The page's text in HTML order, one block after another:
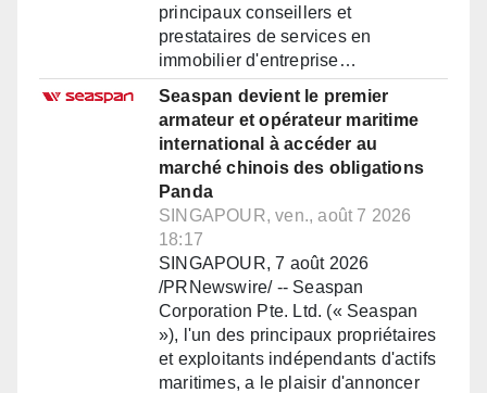
principaux conseillers et
prestataires de services en
immobilier d'entreprise…
Seaspan devient le premier
armateur et opérateur maritime
international à accéder au
marché chinois des obligations
Panda
SINGAPOUR, ven., août 7 2026
18:17
SINGAPOUR, 7 août 2026
/PRNewswire/ -- Seaspan
Corporation Pte. Ltd. (« Seaspan
»), l'un des principaux propriétaires
et exploitants indépendants d'actifs
maritimes, a le plaisir d'annoncer